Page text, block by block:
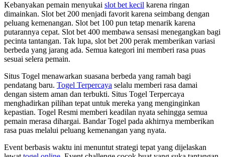
Kebanyakan pemain menyukai slot bet kecil karena ringan
dimainkan. Slot bet 200 menjadi favorit karena seimbang dengan
peluang kemenangan. Slot bet 100 pun tetap menarik karena
putarannya cepat. Slot bet 400 membawa sensasi menegangkan bagi
pecinta tantangan. Tak lupa, slot bet 200 perak memberikan variasi
berbeda yang jarang ada. Semua kategori ini memberi rasa puas
sesuai selera pemain.
Situs Togel menawarkan suasana berbeda yang ramah bagi
pendatang baru. Togel Terpercaya selalu memberi rasa damai
dengan sistem aman dan terbukti. Situs Togel Terpercaya
menghadirkan pilihan tepat untuk mereka yang menginginkan
kepastian. Togel Resmi memberi keadilan nyata sehingga semua
pemain merasa dihargai. Bandar Togel pada akhirnya memberikan
rasa puas melalui peluang kemenangan yang nyata.
Event berbasis waktu ini menuntut strategi tepat yang dijelaskan